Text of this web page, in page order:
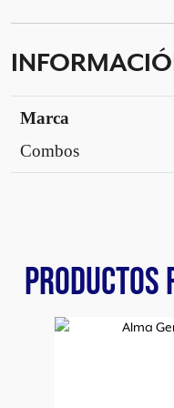
Marca
Combos
PRODUCTOS